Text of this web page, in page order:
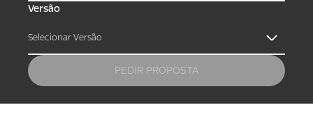
Versão
Selecionar Versão
PEDIR PROPOSTA